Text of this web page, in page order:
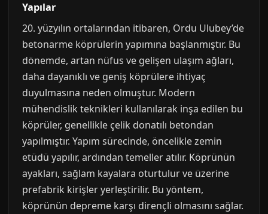
Yapılar
20. yüzyılın ortalarından itibaren, Ordu Ulubey’de
betonarme köprülerin yapımına başlanmıştır. Bu
dönemde, artan nüfus ve gelişen ulaşım ağları,
daha dayanıklı ve geniş köprülere ihtiyaç
duyulmasına neden olmuştur. Modern
mühendislik teknikleri kullanılarak inşa edilen bu
köprüler, genellikle çelik donatılı betondan
yapılmıştır. Yapım sürecinde, öncelikle zemin
etüdü yapılır, ardından temeller atılır. Köprünün
ayakları, sağlam kayalara oturtulur ve üzerine
prefabrik kirişler yerleştirilir. Bu yöntem,
köprünün depreme karşı dirençli olmasını sağlar.